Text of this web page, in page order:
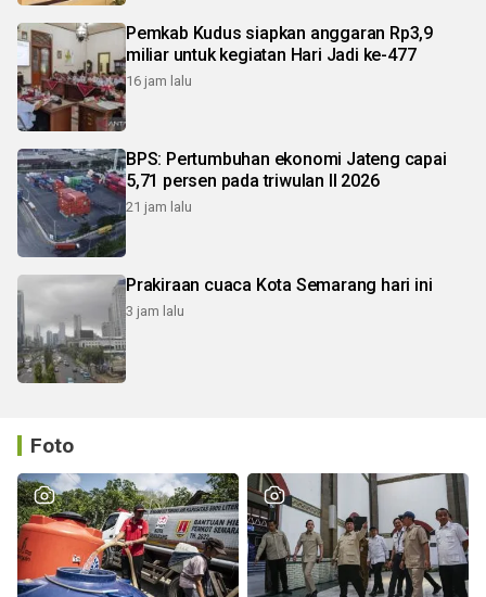
Pemkab Kudus siapkan anggaran Rp3,9
miliar untuk kegiatan Hari Jadi ke-477
16 jam lalu
BPS: Pertumbuhan ekonomi Jateng capai
5,71 persen pada triwulan II 2026
21 jam lalu
Prakiraan cuaca Kota Semarang hari ini
3 jam lalu
Foto